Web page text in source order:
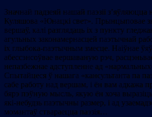
Значнай падзеяй нашай паэзіі
Куляшова «Юнацкі свет». Прынцыповае
вершаў, калі разглядаць іх з пункту
агульных законамернасцей паэтычнай
іх глыбока-паэтычным змесце. Наіўнае
абессэнсоўвае вершаваную рэч,
непазбежнае адступленне ад
Спытайцеся ў нашага «кансультанта па
сабе работу над вершам, і ён вам адкажа
бярэ пэўную мысль, якую ён хоча
які-небудзь паэтычны размер, і ад
момантаў ствараецца паэзія…